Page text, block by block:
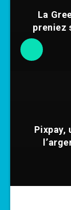
La
preniez
Pixpay,